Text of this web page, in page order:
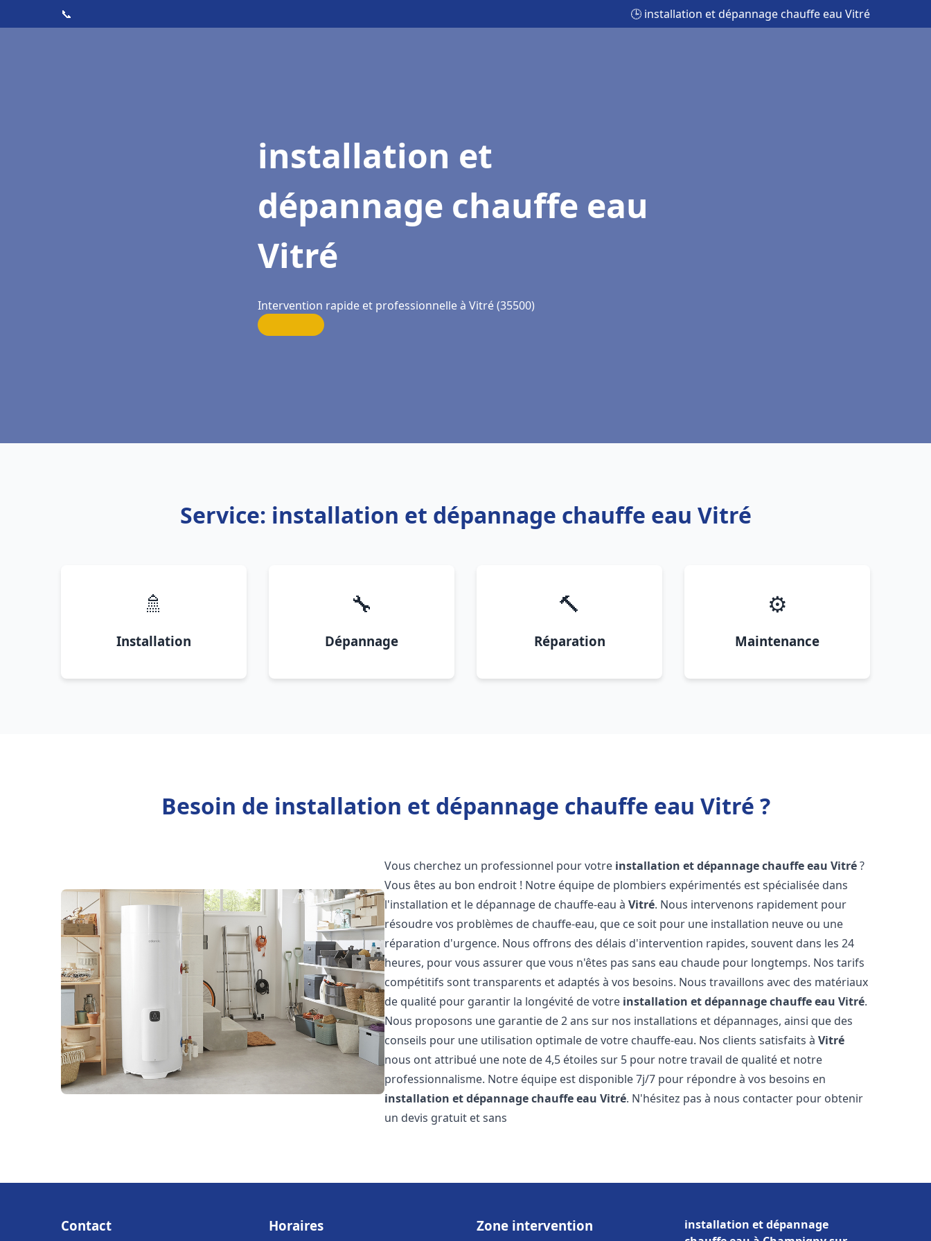
📞 🕒 installation et dépannage chauffe eau Vitré
installation et
dépannage chauffe eau
Vitré
Intervention rapide et professionnelle à Vitré (35500)
Service: installation et dépannage chauffe eau Vitré
🚿
Installation
🔧
Dépannage
🔨
Réparation
⚙️
Maintenance
Besoin de installation et dépannage chauffe eau Vitré ?
Vous cherchez un professionnel pour votre installation et dépannage chauffe eau Vitré?
Vous êtes au bon endroit ! Notre équipe de plombiers expérimentés est spécialisée dans
l'installation et le dépannage de chauffe-eau àVitré. Nous intervenons rapidement pour
résoudre vos problèmes de chauffe-eau, que ce soit pour une installation neuve ou une
réparation d'urgence. Nous offrons des délais d'intervention rapides, souvent dans les 24
heures, pour vous assurer que vous n'êtes pas sans eau chaude pour longtemps. Nos tarifs
compétitifs sont transparents et adaptés à vos besoins. Nous travaillons avec des matériaux
de qualité pour garantir la longévité de votre installation et dépannage chauffe eau Vitré.
Nous proposons une garantie de 2 ans sur nos installations et dépannages, ainsi que des
conseils pour une utilisation optimale de votre chauffe-eau. Nos clients satisfaits àVitré
nous ont attribué une note de 4,5 étoiles sur 5 pour notre travail de qualité et notre
professionnalisme. Notre équipe est disponible 7j/7 pour répondre à vos besoins en
installation et dépannage chauffe eau Vitré. N'hésitez pas à nous contacter pour obtenir
un devis gratuit et sans
Contact Horaires Zone intervention
installation et dépannage